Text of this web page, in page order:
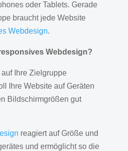
oder Tablets. Gerade
braucht jede Website
Webdesign.
Webdesign?
auf Ihre Zielgruppe
Ihre Website auf Geräten
Bildschirmgrößen gut
reagiert auf Größe und
und ermöglicht so die